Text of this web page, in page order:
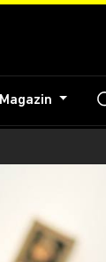
Magazin